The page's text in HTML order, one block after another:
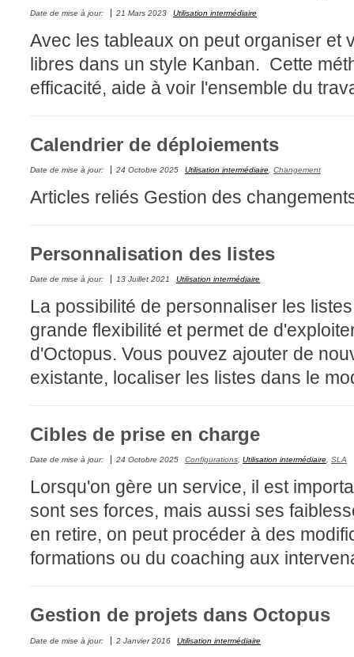
Gestion des
groupe
groupes
Incident
inter équipe
Mobile Octopus
niveaux
Notes de
Octopus 5
Octopus 7
Portail Web
Date de mise à jour: 21 Mars 2023 Utilisation intermédiaire
Avec les tableaux on peut organiser et
libres dans un style Kanban. Cette
efficacité, aide à voir l'ensemble du
Calendrier de déploiements
Date de mise à jour: 24 Octobre 2025 Utilisation intermédiaire Changement
Articles reliés Gestion des
Personnalisation des listes
Date de mise à jour: 13 Juillet 2021 Utilisation intermédiaire
La possibilité de personnaliser les
grande flexibilité et permet de
d'Octopus. Vous pouvez ajouter de
existante, localiser les listes dans le
Cibles de prise en charge
Date de mise à jour: 24 Octobre 2025 Configurations, Utilisation intermédiaire, SLA
Lorsqu'on gère un service, il est
sont ses forces, mais aussi ses
en retire, on peut procéder à des
formations ou du coaching aux
Gestion de projets dans Octopus
Date de mise à jour: 2 Janvier 2016 Utilisation intermédiaire